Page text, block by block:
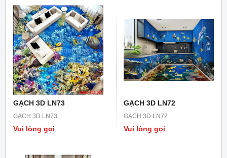
GẠCH 3D LN73
GẠCH 3D LN73
Vui lòng gọi
GẠCH 3D LN72
GẠCH 3D LN72
Vui lòng gọi